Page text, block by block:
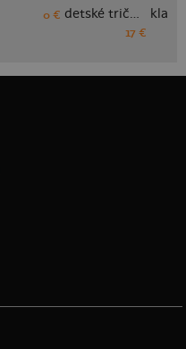
0 € detské tričko
17 €